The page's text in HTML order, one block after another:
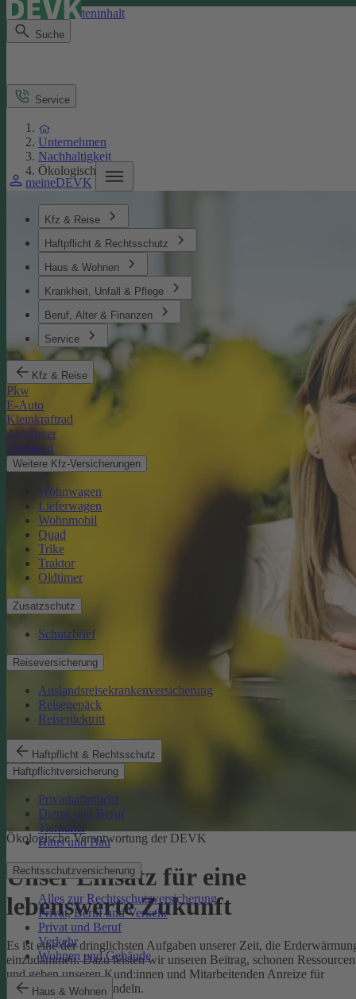
Direkt zum Seiteninhalt
Suche
meineDEVK
Kfz & Reise
Haftpflicht & Rechtsschutz
Haus & Wohnen
Krankheit, Unfall & Pflege
Beruf, Alter & Finanzen
Service
Kfz & Reise
Pkw
E-Auto
Kleinkraftrad
Anhänger
Motorrad
Weitere Kfz-Versicherungen
Wohnwagen
Lieferwagen
Wohnmobil
Quad
Trike
Traktor
Oldtimer
Zusatzschutz
Schutzbrief
Reiseversicherung
Auslandsreisekrankenversicherung
Reisegepäck
Reiserücktritt
Haftpflicht & Rechtsschutz
Haftpflichtversicherung
Privathaftpflicht
Dienst und Beruf
Tierhalter
Haus und Bau
Rechtsschutzversicherung
Alles zur Rechtsschutzversicherung
Privat, Beruf und Verkehr
Privat und Beruf
Verkehr
Wohnen und Gebäude
Haus & Wohnen
Service
Unternehmen
Nachhaltigkeit
Ökologisches
Ökologische Verantwortung der DEVK
Unser Einsatz für eine
lebenswerte Zukunft
Es ist eine der dringlichsten Aufgaben unserer Zeit, die
einzudämmen. Dazu leisten wir unseren Beitrag, schonen Ressourcen
und geben unseren Kund:innen und Mitarbeitenden Anreize für
umweltbewusstes Handeln.